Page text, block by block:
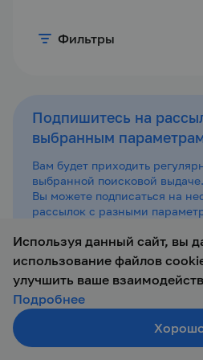
Фильтры
Подпишитесь на
выбранным
Вам будет приходить
выбранной поисковой выдаче.
Вы можете подписаться на
рассылок с разными
По вашему запросу
Измените параметры
Используя данный сайт, вы
использование файлов
улучшить ваше
Подробнее